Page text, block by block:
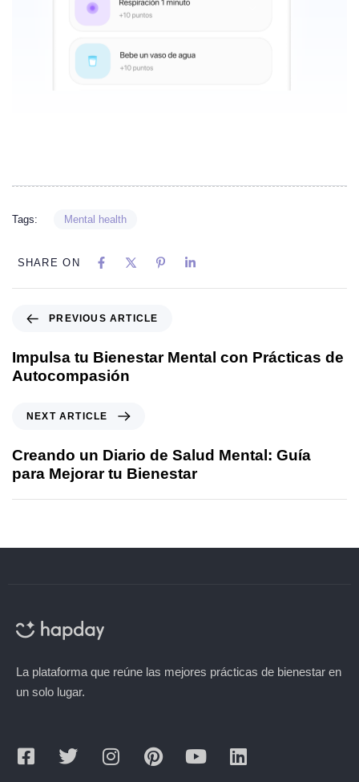
Tags: Mental health
SHARE ON
PREVIOUS ARTICLE
Impulsa tu Bienestar Mental con Prácticas de
Autocompasión
NEXT ARTICLE
Creando un Diario de Salud Mental: Guía
para Mejorar tu Bienestar
La plataforma que reúne las mejores prácticas de bienestar en
un solo lugar.